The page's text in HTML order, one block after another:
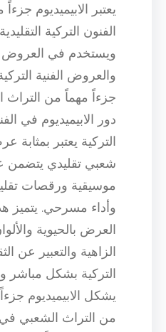
يعتبر الابيميديوم
الفنون التركية التقليدية
ويستخدم في العروض
والعروض الفنية
جزءاً مهماً من التراث
دور الابيميديوم في
التركية يعتبر بمثابة
شعبي تقليدي
موسيقية ورقصات
وأداء مسرحي. يتميز
العرض بالحيوية
الزاهية والتعبير عن
التركية بشكل مباشر
يشكل الابيميديوم
من التراث الشعبي في